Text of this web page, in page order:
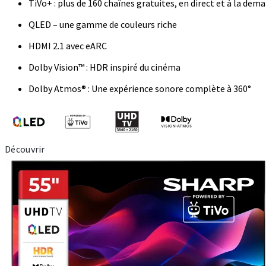
TiVo+ : plus de 160 chaînes gratuites, en direct et à la
QLED – une gamme de couleurs riche
HDMI 2.1 avec eARC
Dolby Vision™ : HDR inspiré du cinéma
Dolby Atmos® : Une expérience sonore complète à 360°
Découvrir